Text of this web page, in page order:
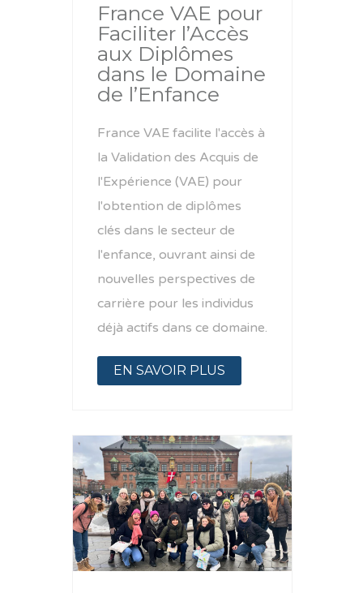
France VAE pour
Faciliter l’Accès
aux Diplômes
dans le Domaine
de l’Enfance
France VAE facilite l'accès à
la Validation des Acquis de
l'Expérience (VAE) pour
l'obtention de diplômes
clés dans le secteur de
l'enfance, ouvrant ainsi de
nouvelles perspectives de
carrière pour les individus
déjà actifs dans ce domaine.
EN SAVOIR PLUS